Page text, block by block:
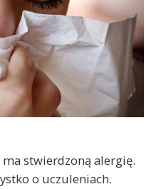
stwierdzoną alergię.
o uczuleniach.